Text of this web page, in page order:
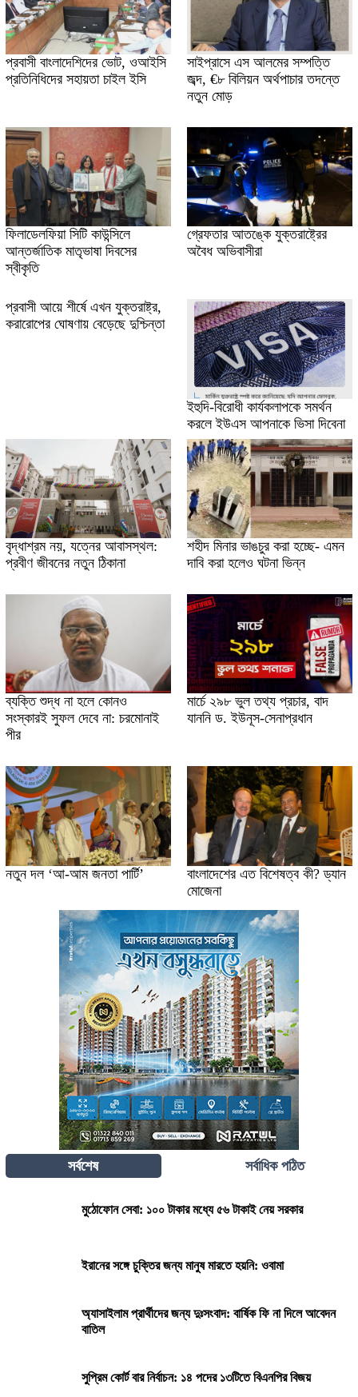
প্রবাসী বাংলাদেশিদের ভোট, ওআইসি
প্রতিনিধিদের সহায়তা চাইল ইসি
সাইপ্রাসে এস আলমের সম্পত্তি
জব্দ, €৮ বিলিয়ন অর্থপাচার তদন্তে
নতুন মোড়
ফিলাডেলফিয়া সিটি কাউন্সিলে
আন্তর্জাতিক মাতৃভাষা দিবসের
স্বীকৃতি
গ্রেফতার আতঙ্কে যুক্তরাষ্ট্রের
অবৈধ অভিবাসীরা
প্রবাসী আয়ে শীর্ষে এখন যুক্তরাষ্ট্র,
করারোপের ঘোষণায় বেড়েছে দুশ্চিন্তা
ইহুদি-বিরোধী কার্যকলাপকে সমর্থন
করলে ইউএস আপনাকে ভিসা দিবেনা
বৃদ্ধাশ্রম নয়, যত্নের আবাসস্থল:
প্রবীণ জীবনের নতুন ঠিকানা
শহীদ মিনার ভাঙচুর করা হচ্ছে- এমন
দাবি করা হলেও ঘটনা ভিন্ন
ব্যক্তি শুদ্ধ না হলে কোনও
সংস্কারই সুফল দেবে না: চরমোনাই
পীর
মার্চে ২৯৮ ভুল তথ্য প্রচার, বাদ
যাননি ড. ইউনূস-সেনাপ্রধান
নতুন দল ‘আ-আম জনতা পার্টি’
বাংলাদেশের এত বিশেষত্ব কী? ড্যান
মোজেনা
সর্বশেষ সর্বাধিক পঠিত
মুঠোফোন সেবা: ১০০ টাকার মধ্যে ৫৬ টাকাই নেয় সরকার
ইরানের সঙ্গে চুক্তির জন্য মানুষ মারতে হয়নি: ওবামা
অ্যাসাইলাম প্রার্থীদের জন্য দুঃসংবাদ: বার্ষিক ফি না দিলে আবেদন
বাতিল
সুপ্রিম কোর্ট বার নির্বাচন: ১৪ পদের ১৩টিতে বিএনপির বিজয়